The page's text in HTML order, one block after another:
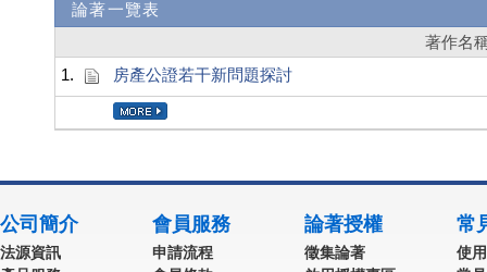
論著一覽表
著作名
1.
房產公證若干新問題探討
公司簡介
法源資訊
會員服務
申請流程
論著授權
徵集論著
常
使